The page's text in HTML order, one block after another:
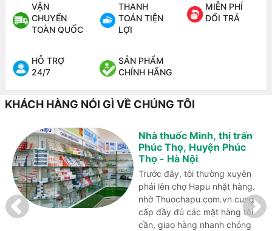
VẬN
CHUYỂN
TOÀN QUỐC
THANH
TOÁN TIỆN
LỢI
MIỄN PHÍ
ĐỔI TRẢ
HỖ TRỢ
24/7
SẢN PHẨM
CHÍNH HÃNG
KHÁCH HÀNG NÓI GÌ VỀ CHÚNG TÔI
Nhà thuốc Minh, thị trấn
Phúc Thọ, Huyện Phúc
Thọ - Hà Nội
Trước đây, tôi thường xuyên
phải lên chợ Hapu nhặt hàng.
nhờ Thuochapu.com.vn cung
cấp đầy đủ các mặt hàng tôi
cần, giao hàng nhanh chóng